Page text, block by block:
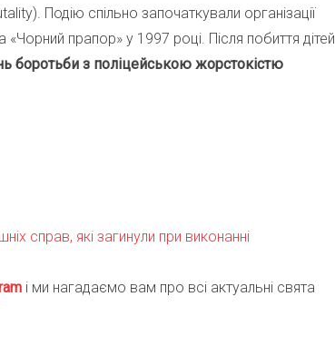
Подію спільно започаткували організації
«Чорний прапор» у 1997 році. Після побиття дітей
боротьби з поліцейською жорстокістю
справ, які загинули при виконанні
m і ми нагадаємо вам про всі актуальні свята